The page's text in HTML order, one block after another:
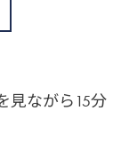
見ながら15分